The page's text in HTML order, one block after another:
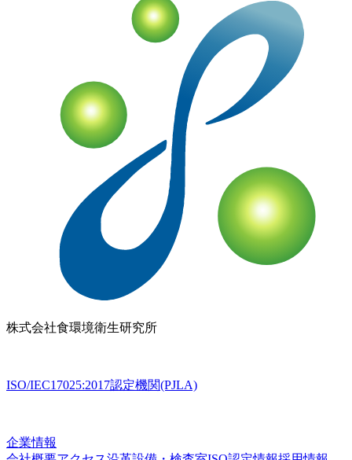
株式会社食環境衛生研究所
ISO/IEC17025:2017認定機関(PJLA)
企業情報